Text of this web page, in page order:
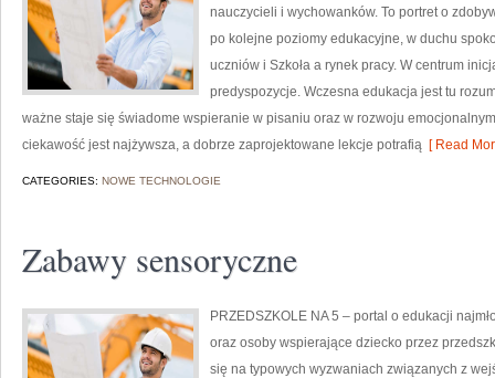
nauczycieli i wychowanków. To portret o
po kolejne poziomy edukacyjne, w duchu
uczniów i Szkoła a rynek pracy. W centrum
predyspozycje. Wczesna edukacja jest tu
ważne staje się świadome wspieranie w pisaniu oraz w rozwoju
ciekawość jest najżywsza, a dobrze zaprojektowane lekcje potrafią [ Read
CATEGORIES: NOWE TECHNOLOGIE
Zabawy sensoryczne
PRZEDSZKOLE NA 5 – portal o edukacji
oraz osoby wspierające dziecko przez
się na typowych wyzwaniach związanych z